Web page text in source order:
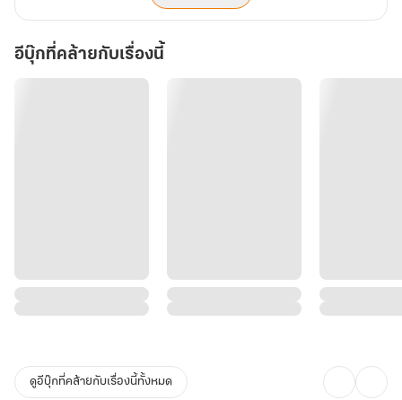
อีบุ๊กที่คล้ายกับเรื่องนี้
ดูอีบุ๊กที่คล้ายกับเรื่องนี้ทั้งหมด